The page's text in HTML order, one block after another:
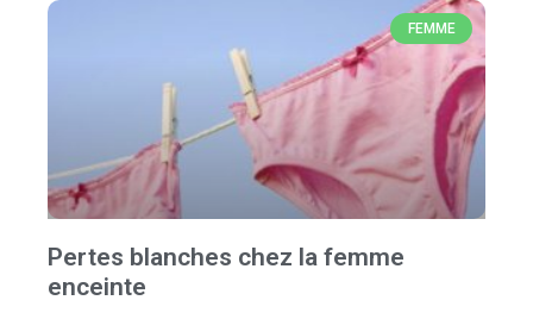
FEMME
Pertes blanches chez la femme
enceinte